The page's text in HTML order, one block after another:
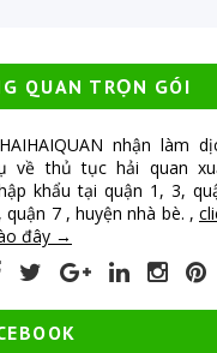
QUAN TRỌN GÓI
nhận làm
về thủ tục hải quan
khẩu tại quận 1, 3,
quận 7 , huyện nhà bè. ,
đây →